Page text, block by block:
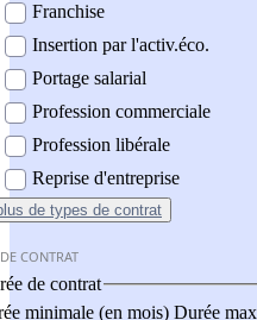
Franchise
Insertion par l'activ.éco.
Portage salarial
Profession commerciale
Profession libérale
Reprise d'entreprise
de types de contrat
CONTRAT
de contrat
minimale (en mois) Durée